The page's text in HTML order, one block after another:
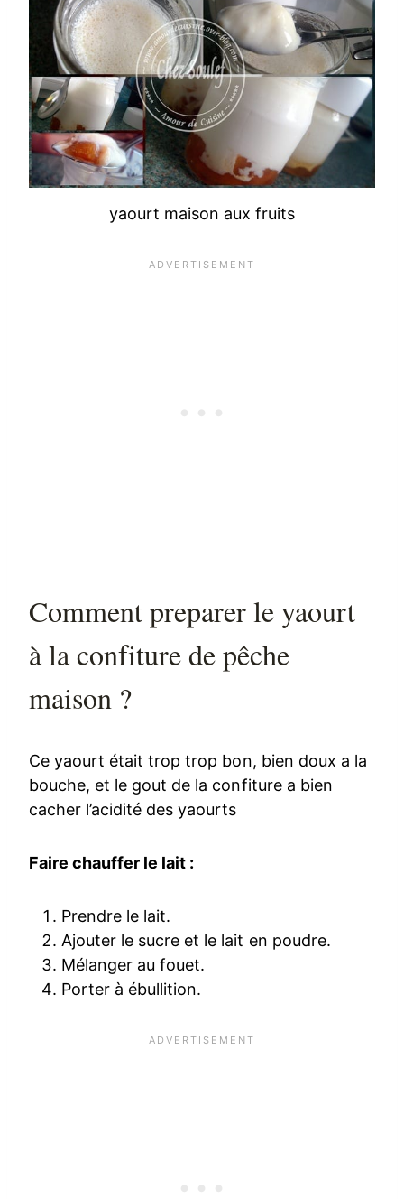
yaourt maison aux fruits
Comment preparer le yaourt
à la confiture de pêche
maison ?
Ce yaourt était trop trop bon, bien doux a la
bouche, et le gout de la confiture a bien
cacher l’acidité des yaourts
Faire chauffer le lait :
Prendre le lait.
Ajouter le sucre et le lait en poudre.
Mélanger au fouet.
Porter à ébullition.